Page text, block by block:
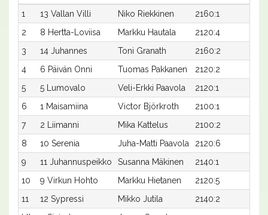
1
13 Vallan Villi Niko Riekkinen 2160:1
2
8 Hertta-Loviisa Markku Hautala 2120:4
3
14 Juhannes Toni Granath 2160:2
4
6 Päivän Onni Tuomas Pakkanen 2120:2
5
5 Lumovalo Veli-Erkki Paavola 2120:1
6
1 Maisamiina Victor Björkroth 2100:1
7
2 Liimanni Mika Kattelus 2100:2
8
10 Serenia Juha-Matti Paavola 2120:6
9
11 Juhannuspeikko Susanna Mäkinen 2140:1
10
9 Virkun Hohto Markku Hietanen 2120:5
11
12 Sypressi Mikko Jutila 2140:2